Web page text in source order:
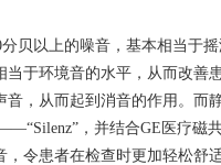
贝以上的噪音，基本相当于
于环境音的水平，从而改善
，从而起到消音的作用。而
，并结合GE医疗磁
令患者在检查时更加轻松舒适